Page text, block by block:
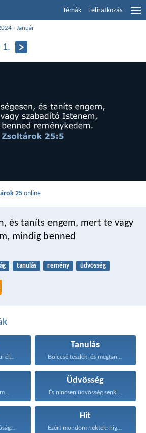
Témák Feliratkozás
›Január
1.
25online
és taníts engem, mert te vagy
mindig benned
tanulás remény üdvösség
él...
Tanulás
Bölccsé teszlek, és megtanítalak...
Üdvösség
És nincsen üdvösség senki...
A szeretet türelmes, jóságos...
Hit
Ezért mondom nektek: higgyétek...